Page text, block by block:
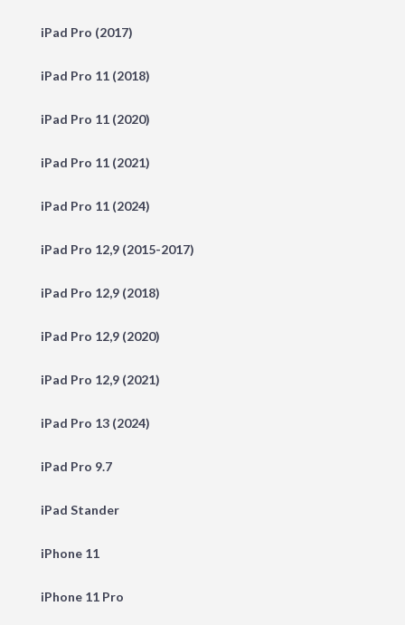
iPad Pro (2017)
iPad Pro 11 (2018)
iPad Pro 11 (2020)
iPad Pro 11 (2021)
iPad Pro 11 (2024)
iPad Pro 12,9 (2015-2017)
iPad Pro 12,9 (2018)
iPad Pro 12,9 (2020)
iPad Pro 12,9 (2021)
iPad Pro 13 (2024)
iPad Pro 9.7
iPad Stander
iPhone 11
iPhone 11 Pro